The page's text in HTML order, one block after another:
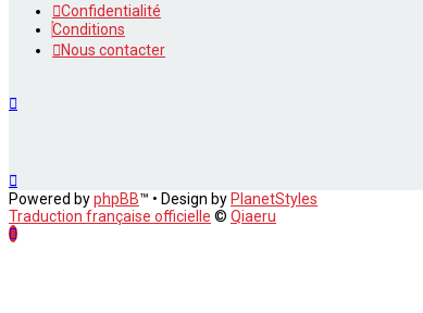
Confidentialité
Conditions
Nous contacter
Powered byphpBB™ • Design by PlanetStyles
Traduction française officielle © Qiaeru